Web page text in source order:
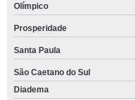
Olímpico
Prosperidade
Santa Paula
São Caetano do Sul
Diadema